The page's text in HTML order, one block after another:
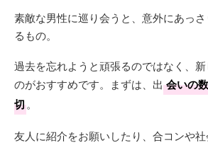
素敵な男性に巡り会うと、意外にあっ
るもの。
過去を忘れようと頑張るのではなく、
のがおすすめです。まずは、出 会いの
切。
友人に紹介をお願いしたり、合コンや